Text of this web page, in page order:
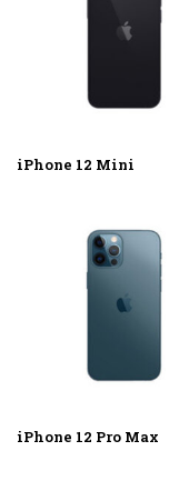
iPhone 12 Mini
iPhone 12 Pro Max